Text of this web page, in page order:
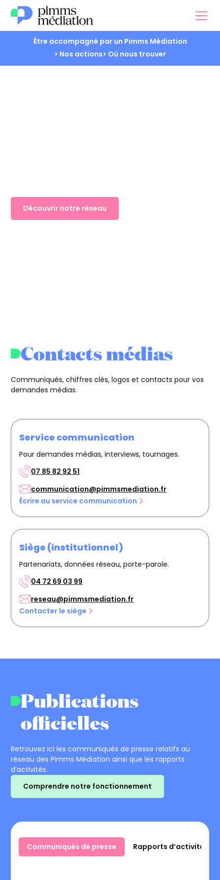
Être accompagné par un Pimms Médiation
> Nos actions> Où nous trouver
Découvrir notre réseau
Contacts médias
Communiqués, chiffres clés, logos et contacts pour vos
demandes médias.
Service communication
Pour demandes médias, interviews, tournages.
07 85 82 92 51
communication@pimmsmediation.fr
Écrire au service communication
Siège (institutionnel)
Partenariats, données réseau, porte-parole.
04 72 69 03 99
reseau@pimmsmediation.fr
Contacter le siège
Publications
officielles
Retrouvez ici les communiqués de presse relatifs au
réseau des Pimms Médiation ainsi que les rapports
d’activités.
Comprendre notre fonctionnement
Communiqués de presse Rapports d’activité